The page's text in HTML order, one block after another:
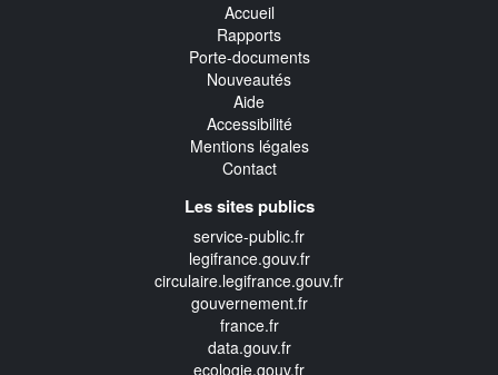
Accueil
Rapports
Porte-documents
Nouveautés
Aide
Accessibilité
Mentions légales
Contact
Les sites publics
service-public.fr
legifrance.gouv.fr
circulaire.legifrance.gouv.fr
gouvernement.fr
france.fr
data.gouv.fr
ecologie.gouv.fr